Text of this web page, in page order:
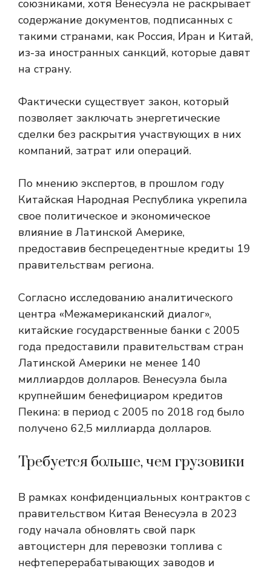
союзниками, хотя Венесуэла не раскрывает
содержание документов, подписанных с
такими странами, как Россия, Иран и Китай,
из-за иностранных санкций, которые давят
на страну.
Фактически существует закон, который
позволяет заключать энергетические
сделки без раскрытия участвующих в них
компаний, затрат или операций.
По мнению экспертов, в прошлом году
Китайская Народная Республика укрепила
свое политическое и экономическое
влияние в Латинской Америке,
предоставив беспрецедентные кредиты 19
правительствам региона.
Согласно исследованию аналитического
центра «Межамериканский диалог»,
китайские государственные банки с 2005
года предоставили правительствам стран
Латинской Америки не менее 140
миллиардов долларов. Венесуэла была
крупнейшим бенефициаром кредитов
Пекина: в период с 2005 по 2018 год было
получено 62,5 миллиарда долларов.
Требуется больше, чем грузовики
В рамках конфиденциальных контрактов с
правительством Китая Венесуэла в 2023
году начала обновлять свой парк
автоцистерн для перевозки топлива с
нефтеперерабатывающих заводов и